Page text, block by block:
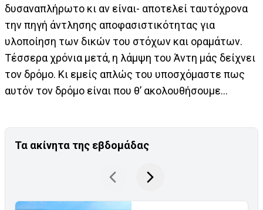
δυσαναπλήρωτο κι αν είναι- αποτελεί ταυτόχρονα
την πηγή άντλησης αποφασιστικότητας για
υλοποίηση των δικών του στόχων και οραμάτων.
Τέσσερα χρόνια μετά, η λάμψη του Άντη μάς δείχνει
τον δρόμο. Κι εμείς απλώς του υποσχόμαστε πως
αυτόν τον δρόμο είναι που θ’ ακολουθήσουμε…
Τα ακίνητα της εβδομάδας